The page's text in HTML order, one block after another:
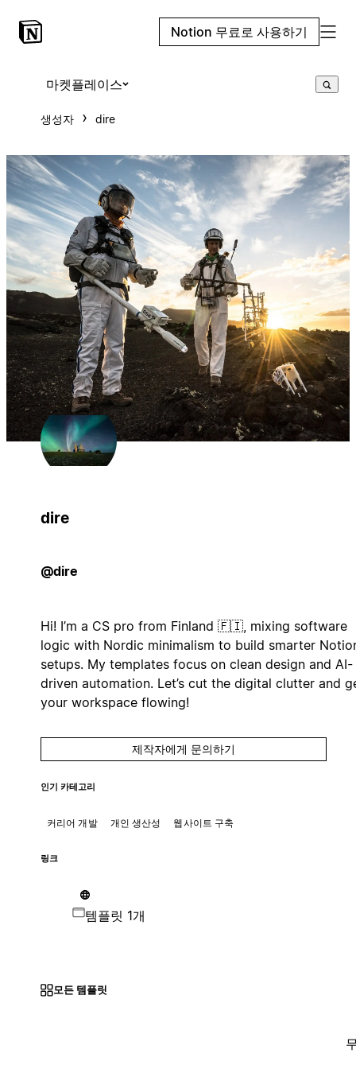
Notion 무료로 사용하기
마켓플레이스
생성자 dire
dire
@dire
Hi! I’m a CS pro from Finland 🇫🇮, mixing software
logic with Nordic minimalism to build smarter
setups. My templates focus on clean design and AI-
driven automation. Let’s cut the digital clutter and
your workspace flowing!
제작자에게 문의하기
인기 카테고리
커리어 개발 개인 생산성 웹사이트 구축
링크
템플릿 1개
모든 템플릿